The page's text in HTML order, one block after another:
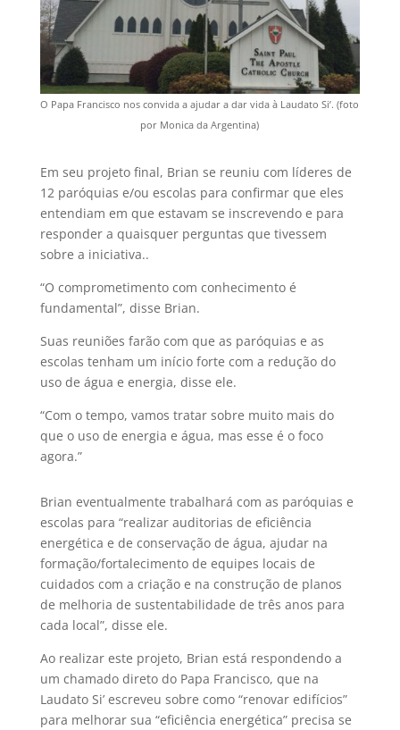
O Papa Francisco nos convida a ajudar a dar vida à Laudato Si’. (foto
por Monica da Argentina)
Em seu projeto final, Brian se reuniu com líderes de
12 paróquias e/ou escolas para confirmar que eles
entendiam em que estavam se inscrevendo e para
responder a quaisquer perguntas que tivessem
sobre a iniciativa..
“O comprometimento com conhecimento é
fundamental”, disse Brian.
Suas reuniões farão com que as paróquias e as
escolas tenham um início forte com a redução do
uso de água e energia, disse ele.
“Com o tempo, vamos tratar sobre muito mais do
que o uso de energia e água, mas esse é o foco
agora.”
Brian eventualmente trabalhará com as paróquias e
escolas para “realizar auditorias de eficiência
energética e de conservação de água, ajudar na
formação/fortalecimento de equipes locais de
cuidados com a criação e na construção de planos
de melhoria de sustentabilidade de três anos para
cada local”, disse ele.
Ao realizar este projeto, Brian está respondendo a
um chamado direto do Papa Francisco, que na
Laudato Si’ escreveu sobre como “renovar edifícios”
para melhorar sua “eficiência energética” precisa se